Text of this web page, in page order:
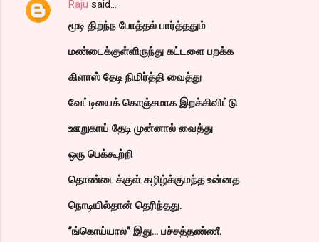
Raju said…
மூடி திறந்ந போத்தல் பார்த்ததும்
மண்டைக்குள்ளிருந்து கட்டளை பறக்க
கிளாஸ் தேடி நிமிர்த்தி வைத்து
வேட்டியைக் கொஞ்சமாக இறக்கிவிட்டு
ஊறுகாய் தேடி முன்னால் வைத்து
ஒரு பெக்கூற்றி
தொண்டைக்குள் கழிழ்க்குமந்த உன்னத
நொடியில்தான் தெரிந்தது.
”ங்கொய்யால” இது... பச்சத்தண்ணீ.